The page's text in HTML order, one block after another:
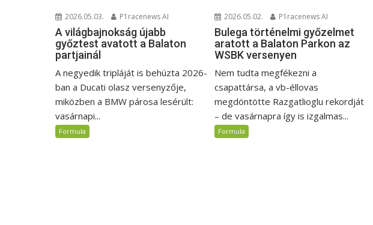
2026.05.03. P1racenews AI
A világbajnokság újabb
győztest avatott a Balaton
partjainál
A negyedik tripláját is behúzta 2026-
ban a Ducati olasz versenyzője,
miközben a BMW párosa lesérült:
vasárnapi...
Formula
2026.05.02. P1racenews AI
Bulega történelmi győzelmet
aratott a Balaton Parkon az
WSBK versenyen
Nem tudta megfékezni a
csapattársa, a vb-éllovas
megdöntötte Razgatlioglu rekordját
– de vasárnapra így is izgalmas...
Formula